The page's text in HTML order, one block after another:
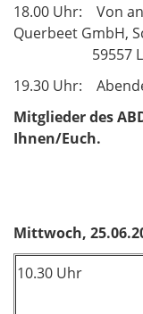
18.00 Uhr: Von
Querbeet GmbH,
59557
19.30 Uhr:
Mitglieder des
Ihnen/Euch.
Mittwoch,
10.30 Uhr